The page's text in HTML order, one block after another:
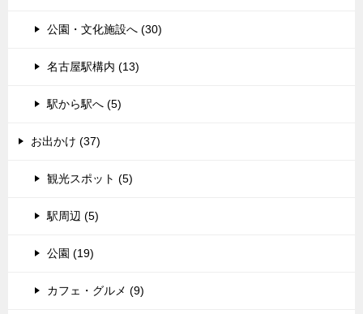
公園・文化施設へ (30)
名古屋駅構内 (13)
駅から駅へ (5)
お出かけ (37)
観光スポット (5)
駅周辺 (5)
公園 (19)
カフェ・グルメ (9)